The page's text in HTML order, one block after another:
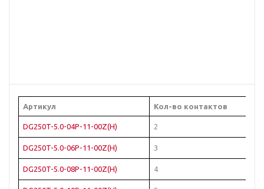
Артикул Кол-во контактов
DG250T-5.0-04P-11-00Z(H) 2
DG250T-5.0-06P-11-00Z(H) 3
DG250T-5.0-08P-11-00Z(H) 4